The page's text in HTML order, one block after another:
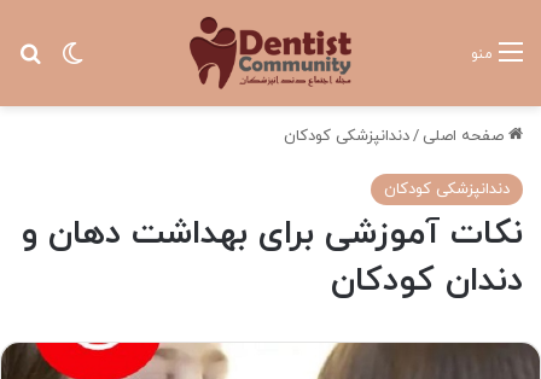
تغییر منو
صفحه اصلی /دندانپزشکی کودکان
دندانپزشکی کودکان
نکات آموزشی برای بهداشت دهان و
دندان کودکان